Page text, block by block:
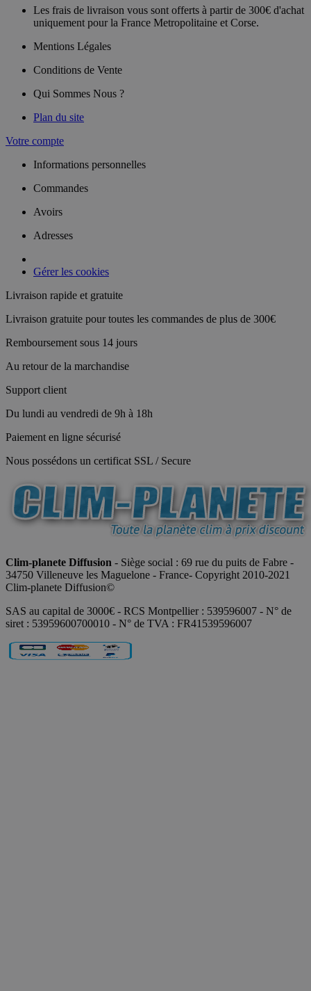
Les frais de livraison vous sont offerts à partir de 300€ d'achat
uniquement pour la France Metropolitaine et Corse.
Mentions Légales
Conditions de Vente
Qui Sommes Nous ?
Plan du site
Votre compte
Informations personnelles
Commandes
Avoirs
Adresses
Gérer les cookies
Livraison rapide et gratuite
Livraison gratuite pour toutes les commandes de plus de 300€
Remboursement sous 14 jours
Au retour de la marchandise
Support client
Du lundi au vendredi de 9h à 18h
Paiement en ligne sécurisé
Nous possédons un certificat SSL / Secure
Clim-planete Diffusion - Siège social : 69 rue du puits de Fabre -
34750 Villeneuve les Maguelone - France- Copyright 2010-2021
Clim-planete Diffusion©
SAS au capital de 3000€ - RCS Montpellier : 539596007 - N° de
siret : 53959600700010 - N° de TVA : FR41539596007